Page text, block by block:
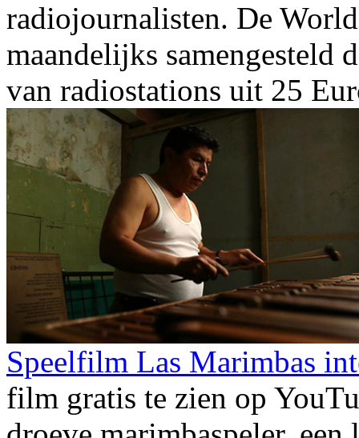
radiojournalisten. De
maandelijks samengesteld
van radiostations uit 25
Speelfilm Las Marimbas
film gratis te zien op